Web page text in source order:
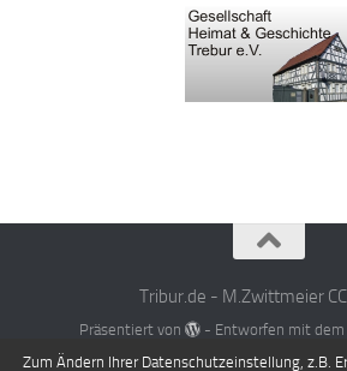
Tribur.de - M.Zwittmeier
Präsentiert von - Entworfen mit dem
Zum Ändern Ihrer Datenschutzeinstellung, z.B.